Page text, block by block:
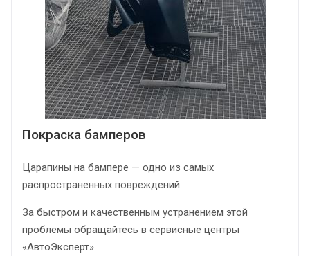
Покраска бамперов
Царапины на бампере — одно из самых
распространенных повреждений.
За быстром и качественным устранением этой
проблемы обращайтесь в сервисные центры
«АвтоЭксперт».